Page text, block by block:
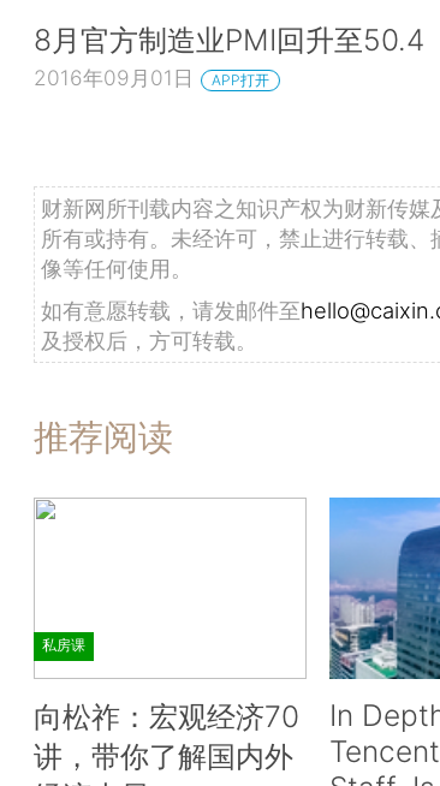
8月官方制造业PMI回升至50.4
2016年09月01日 APP打开
财新网所刊载内容之知识产权为财新传媒
所有或持有。未经许可，禁止进行转载
像等任何使用。
如有意愿转载，请发邮件至
及授权后，方可转载。
推荐阅读
私房课
向松祚：宏观经济70
讲，带你了解国内外
In